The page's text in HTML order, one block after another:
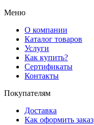
Меню
О компании
Каталог товаров
Услуги
Как купить?
Сертификаты
Контакты
Покупателям
Доставка
Как оформить заказ